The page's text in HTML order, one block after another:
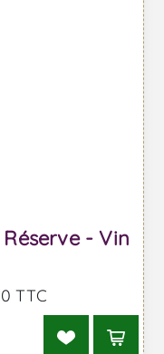
- Vin
TTC